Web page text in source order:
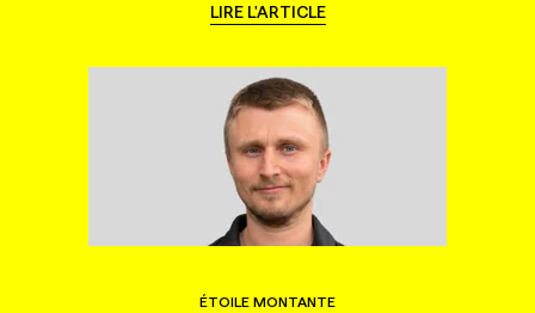
LIRE L'ARTICLE
ÉTOILE MONTANTE